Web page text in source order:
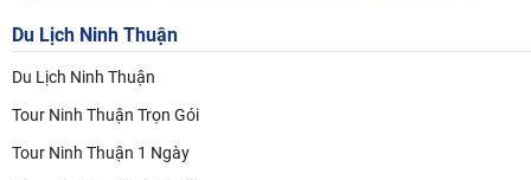
Du Lịch Ninh Thuận
Du Lịch Ninh Thuận
Tour Ninh Thuận Trọn Gói
Tour Ninh Thuận 1 Ngày